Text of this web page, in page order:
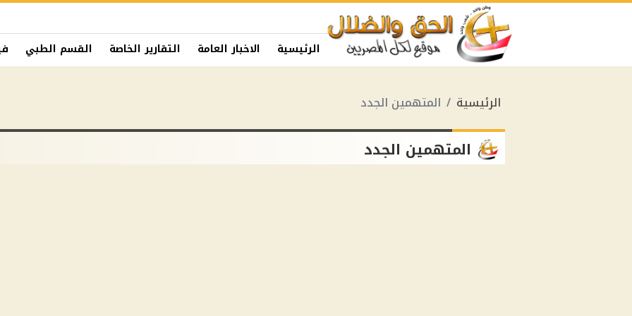
الرئيسية الاخبار العامة التقارير الخاصة القسم الطبي
الرئيسية المتهمين الجدد
المتهمين الجدد